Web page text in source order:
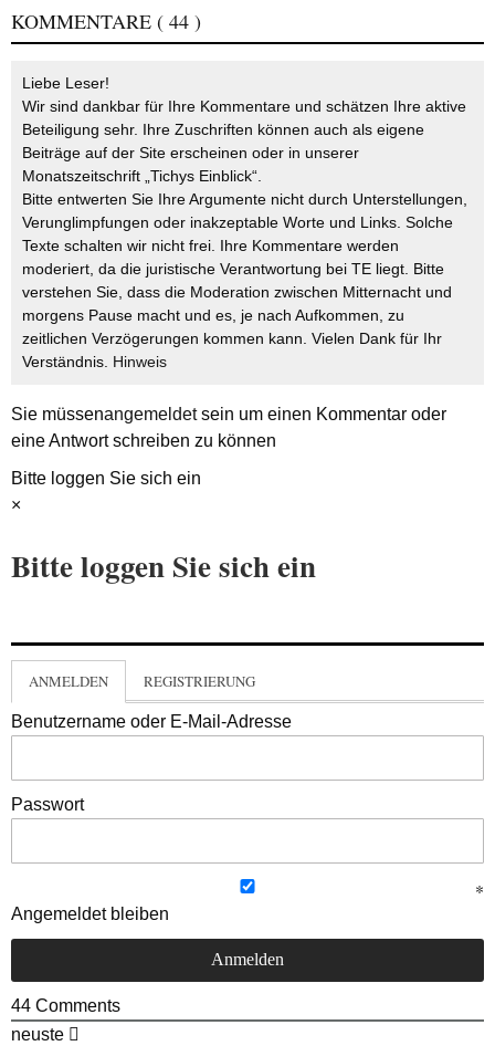
KOMMENTARE ( 44 )
Liebe Leser!
Wir sind dankbar für Ihre Kommentare und schätzen Ihre aktive
Beteiligung sehr. Ihre Zuschriften können auch als eigene
Beiträge auf der Site erscheinen oder in unserer
Monatszeitschrift „Tichys Einblick“.
Bitte entwerten Sie Ihre Argumente nicht durch Unterstellungen,
Verunglimpfungen oder inakzeptable Worte und Links. Solche
Texte schalten wir nicht frei. Ihre Kommentare werden
moderiert, da die juristische Verantwortung bei TE liegt. Bitte
verstehen Sie, dass die Moderation zwischen Mitternacht und
morgens Pause macht und es, je nach Aufkommen, zu
zeitlichen Verzögerungen kommen kann. Vielen Dank für Ihr
Verständnis. Hinweis
Sie müssenangemeldetsein um einen Kommentar oder
eine Antwort schreiben zu können
Bitte loggen Sie sich ein
×
Bitte loggen Sie sich ein
ANMELDEN REGISTRIERUNG
Benutzername oder E-Mail-Adresse
Passwort
Angemeldet bleiben
44 Comments
neuste